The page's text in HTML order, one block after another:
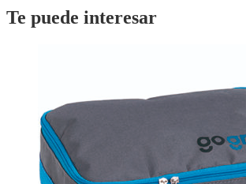
Te puede interesar